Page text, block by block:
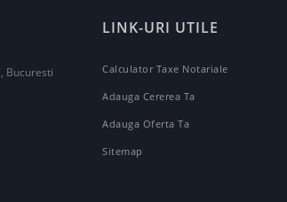
Bucuresti
LINK-URI UTILE
Calculator Taxe Notariale
Adauga Cererea Ta
Adauga Oferta Ta
Sitemap